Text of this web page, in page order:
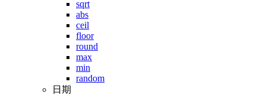
sqrt
abs
ceil
floor
round
max
min
random
日期